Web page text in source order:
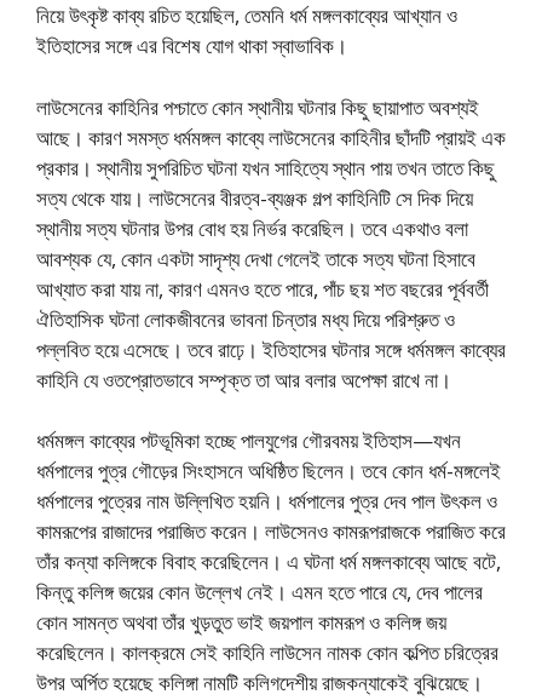
নিয়ে উৎকৃষ্ট কাব্য রচিত হয়েছিল, তেমনি ধর্ম মঙ্গলকাব্যের আখ্যান ও
ইতিহাসের সঙ্গে এর বিশেষ যোগ থাকা স্বাভাবিক।
লাউসেনের কাহিনির পশ্চাতে কোন স্থানীয় ঘটনার কিছু ছায়াপাত অবশ্যই
আছে। কারণ সমস্ত ধর্মমঙ্গল কাব্যে লাউসেনের কাহিনীর ছাঁদটি প্রায়ই এক
প্রকার। স্থানীয় সুপরিচিত ঘটনা যখন সাহিত্যে স্থান পায় তখন তাতে কিছু
সত্য থেকে যায়। লাউসেনের বীরত্ব-ব্যঞ্জক গল্প কাহিনিটি সে দিক দিয়ে
স্থানীয় সত্য ঘটনার উপর বোধ হয় নির্ভর করেছিল। তবে একথাও বলা
আবশ্যক যে, কোন একটা সাদৃশ্য দেখা গেলেই তাকে সত্য ঘটনা হিসাবে
আখ্যাত করা যায় না, কারণ এমনও হতে পারে, পাঁচ ছয় শত বছরের পূর্ববর্তী
ঐতিহাসিক ঘটনা লোকজীবনের ভাবনা চিন্তার মধ্য দিয়ে পরিশ্রুত ও
পল্লবিত হয়ে এসেছে। তবে রাঢ়ে। ইতিহাসের ঘটনার সঙ্গে ধর্মমঙ্গল কাব্যের
কাহিনি যে ওতপ্রোতভাবে সম্পৃক্ত তা আর বলার অপেক্ষা রাখে না।
ধর্মমঙ্গল কাব্যের পটভূমিকা হচ্ছে পালযুগের গৌরবময় ইতিহাস—যখন
ধর্মপালের পুত্র গৌড়ের সিংহাসনে অধিষ্ঠিত ছিলেন। তবে কোন ধর্ম-মঙ্গলেই
ধর্মপালের পুত্রের নাম উল্লিখিত হয়নি। ধর্মপালের পুত্র দেব পাল উৎকল ও
কামরূপের রাজাদের পরাজিত করেন। লাউসেনও কামরূপরাজকে পরাজিত করে
তাঁর কন্যা কলিঙ্গকে বিবাহ করেছিলেন। এ ঘটনা ধর্ম মঙ্গলকাব্যে আছে বটে,
কিন্তু কলিঙ্গ জয়ের কোন উল্লেখ নেই। এমন হতে পারে যে, দেব পালের
কোন সামন্ত অথবা তাঁর খুড়তুত ভাই জয়পাল কামরূপ ও কলিঙ্গ জয়
করেছিলেন। কালক্রমে সেই কাহিনি লাউসেন নামক কোন কল্পিত চরিত্রের
উপর অর্পিত হয়েছে কলিঙ্গা নামটি কলিগদেশীয় রাজকন্যাকেই বুঝিয়েছে।